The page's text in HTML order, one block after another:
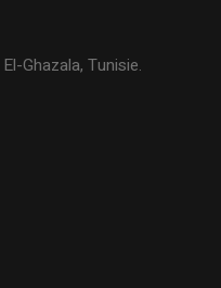
Ghazala, Tunisie.